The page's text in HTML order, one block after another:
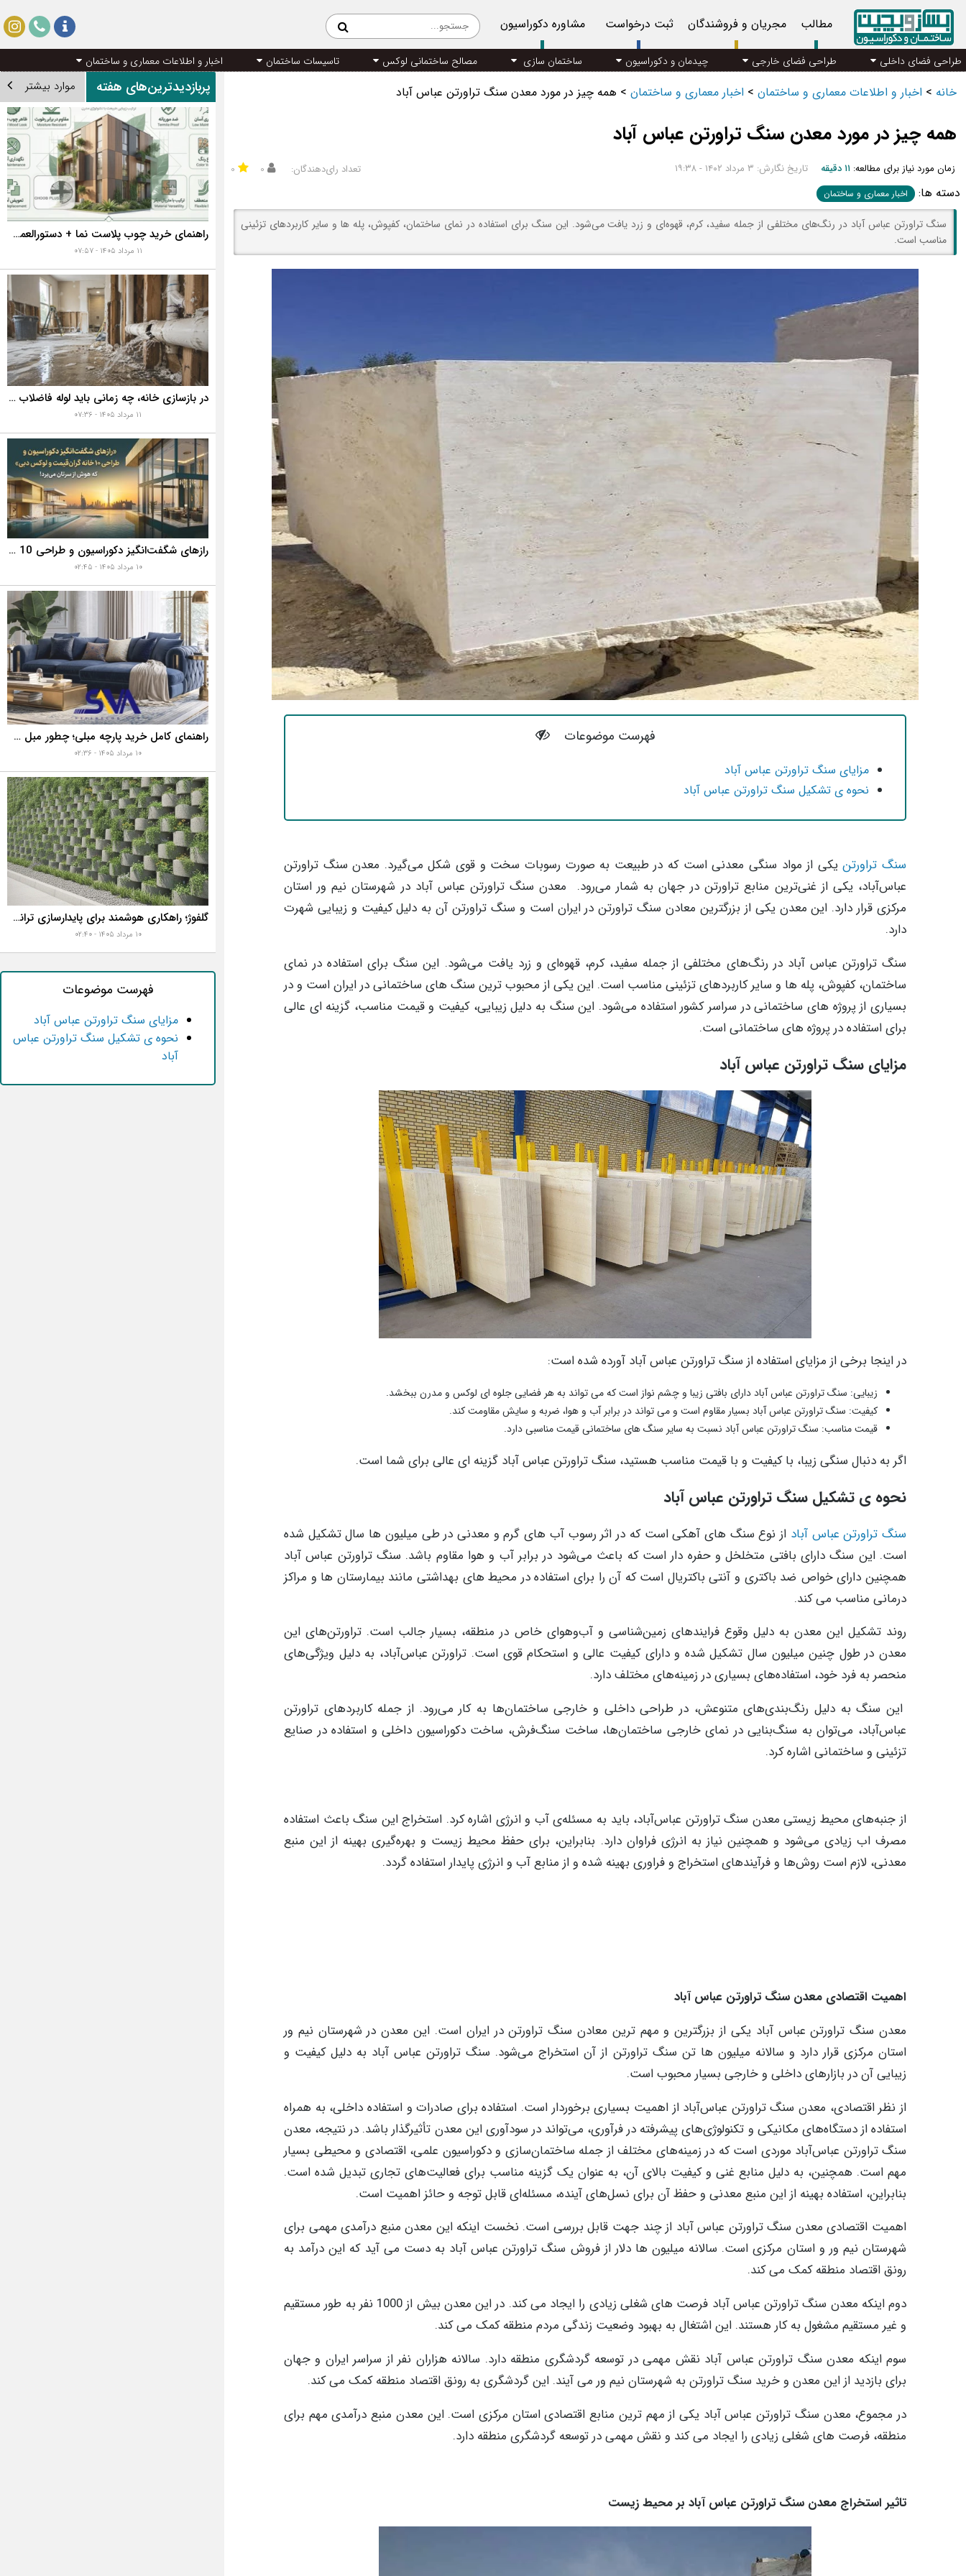
مطالب مجریان و فروشندگان ثبت درخواست مشاوره دکوراسیون
طراحی فضای داخلی طراحی فضای خارجی چیدمان و دکوراسیون ساختمان سازی مصالح ساختمانی لوکس تاسیسات ساختمان اخبار و اطلاعات معماری و ساختمان
خانه > اخبار و اطلاعات معماری و ساختمان > اخبار معماری و ساختمان > همه چیز در مورد معدن سنگ تراورتن عباس آباد
همه چیز در مورد معدن سنگ تراورتن عباس آباد
زمان مورد نیاز برای مطالعه: ۱۱ دقیقه تاریخ نگارش: ۳ مرداد ۱۴۰۲ - ۱۹:۳۸ تعداد رای‌دهندگان: ۰ ۰
دسته ها: اخبار معماری و ساختمان
سنگ تراورتن عباس آباد در رنگ‌های مختلفی از جمله سفید، کرم، قهوه‌ای و زرد یافت می‌شود. این سنگ برای استفاده در نمای ساختمان، کفپوش، پله ها و سایر کاربردهای تزئینی
مناسب است.
فهرست موضوعات
مزایای سنگ تراورتن عباس آباد
نحوه ی تشکیل سنگ تراورتن عباس آباد
سنگ تراورتنیکی از مواد سنگی معدنی است که در طبیعت به صورت رسوبات سخت و قوی شکل می‌گیرد. معدن سنگ تراورتن
عباس‌آباد، یکی از غنی‌ترین منابع تراورتن در جهان به شمار می‌رود. معدن سنگ تراورتن عباس آباد در شهرستان نیم ور استان
مرکزی قرار دارد. این معدن یکی از بزرگترین معادن سنگ تراورتن در ایران است و سنگ تراورتن آن به دلیل کیفیت و زیبایی شهرت
دارد.
سنگ تراورتن عباس آباد در رنگ‌های مختلفی از جمله سفید، کرم، قهوه‌ای و زرد یافت می‌شود. این سنگ برای استفاده در نمای
ساختمان، کفپوش، پله ها و سایر کاربردهای تزئینی مناسب است. این یکی از محبوب ترین سنگ های ساختمانی در ایران است و در
بسیاری از پروژه های ساختمانی در سراسر کشور استفاده می‌شود. این سنگ به دلیل زیبایی، کیفیت و قیمت مناسب، گزینه ای عالی
برای استفاده در پروژه های ساختمانی است.
مزایای سنگ تراورتن عباس آباد
در اینجا برخی از مزایای استفاده از سنگ تراورتن عباس آباد آورده شده است:
زیبایی: سنگ تراورتن عباس آباد دارای بافتی زیبا و چشم نواز است که می تواند به هر فضایی جلوه ای لوکس و مدرن ببخشد.
کیفیت: سنگ تراورتن عباس آباد بسیار مقاوم است و می تواند در برابر آب و هوا، ضربه و سایش مقاومت کند.
قیمت مناسب: سنگ تراورتن عباس آباد نسبت به سایر سنگ های ساختمانی قیمت مناسبی دارد.
اگر به دنبال سنگی زیبا، با کیفیت و با قیمت مناسب هستید، سنگ تراورتن عباس آباد گزینه ای عالی برای شما است.
نحوه ی تشکیل سنگ تراورتن عباس آباد
سنگ تراورتن عباس آباد از نوع سنگ های آهکی است که در اثر رسوب آب های گرم و معدنی در طی میلیون ها سال تشکیل شده
است. این سنگ دارای بافتی متخلخل و حفره دار است که باعث می‌شود در برابر آب و هوا مقاوم باشد. سنگ تراورتن عباس آباد
همچنین دارای خواص ضد باکتری و آنتی باکتریال است که آن را برای استفاده در محیط های بهداشتی مانند بیمارستان ها و مراکز
درمانی مناسب می کند.
روند تشکیل این معدن به دلیل وقوع فرایندهای زمین‌شناسی و آب‌وهوای خاص در منطقه، بسیار جالب است. تراورتن‌های این
معدن در طول چنین میلیون سال تشکیل شده و دارای کیفیت عالی و استحکام قوی است. تراورتن عباس‌آباد، به دلیل ویژگی‌های
منحصر به فرد خود، استفاده‌های بسیاری در زمینه‌های مختلف دارد.
این سنگ به دلیل رنگ‌بندی‌های متنوعش، در طراحی داخلی و خارجی ساختمان‌ها به کار می‌رود. از جمله کاربردهای تراورتن
عباس‌آباد، می‌توان به سنگ‌بنایی در نمای خارجی ساختمان‌ها، ساخت سنگ‌فرش، ساخت دکوراسیون داخلی و استفاده در صنایع
تزئینی و ساختمانی اشاره کرد.
از جنبه‌های محیط زیستی معدن سنگ تراورتن عباس‌آباد، باید به مسئله‌ی آب و انرژی اشاره کرد. استخراج این سنگ باعث استفاده
مصرف اب زیادی می‌شود و همچنین نیاز به انرژی فراوان دارد. بنابراین، برای حفظ محیط زیست و بهره‌گیری بهینه از این منبع
معدنی، لازم است روش‌ها و فرآیندهای استخراج و فراوری بهینه شده و از منابع آب و انرژی پایدار استفاده گردد.
اهمیت اقتصادی معدن سنگ تراورتن عباس آباد
معدن سنگ تراورتن عباس آباد یکی از بزرگترین و مهم ترین معادن سنگ تراورتن در ایران است. این معدن در شهرستان نیم ور
استان مرکزی قرار دارد و سالانه میلیون ها تن سنگ تراورتن از آن استخراج می‌شود. سنگ تراورتن عباس آباد به دلیل کیفیت و
زیبایی آن در بازارهای داخلی و خارجی بسیار محبوب است.
از نظر اقتصادی، معدن سنگ تراورتن عباس‌آباد از اهمیت بسیاری برخوردار است. استفاده برای صادرات و استفاده داخلی، به همراه
استفاده از دستگاه‌های مکانیکی و تکنولوژی‌های پیشرفته در فرآوری، می‌تواند در سودآوری این معدن تأثیرگذار باشد. در نتیجه، معدن
سنگ تراورتن عباس‌آباد موردی است که در زمینه‌های مختلف از جمله ساختمان‌سازی و دکوراسیون علمی، اقتصادی و محیطی بسیار
مهم است. همچنین، به دلیل منابع غنی و کیفیت بالای آن، به عنوان یک گزینه مناسب برای فعالیت‌های تجاری تبدیل شده است.
بنابراین، استفاده بهینه از این منبع معدنی و حفظ آن برای نسل‌های آینده، مسئله‌ای قابل توجه و حائز اهمیت است.
اهمیت اقتصادی معدن سنگ تراورتن عباس آباد از چند جهت قابل بررسی است. نخست اینکه این معدن منبع درآمدی مهمی برای
شهرستان نیم ور و استان مرکزی است. سالانه میلیون ها دلار از فروش سنگ تراورتن عباس آباد به دست می آید که این درآمد به
رونق اقتصاد منطقه کمک می کند.
دوم اینکه معدن سنگ تراورتن عباس آباد فرصت های شغلی زیادی را ایجاد می کند. در این معدن بیش از 1000 نفر به طور مستقیم
و غیر مستقیم مشغول به کار هستند. این اشتغال به بهبود وضعیت زندگی مردم منطقه کمک می کند.
سوم اینکه معدن سنگ تراورتن عباس آباد نقش مهمی در توسعه گردشگری منطقه دارد. سالانه هزاران نفر از سراسر ایران و جهان
برای بازدید از این معدن و خرید سنگ تراورتن به شهرستان نیم ور می آیند. این گردشگری به رونق اقتصاد منطقه کمک می کند.
در مجموع، معدن سنگ تراورتن عباس آباد یکی از مهم ترین منابع اقتصادی استان مرکزی است. این معدن منبع درآمدی مهم برای
منطقه، فرصت های شغلی زیادی را ایجاد می کند و نقش مهمی در توسعه گردشگری منطقه دارد.
تاثیر استخراج معدن سنگ تراورتن عباس آباد بر محیط زیست
پربازدیدترین‌های هفته موارد بیشتر
راهنمای خرید چوب پلاست نما + دستورالعمل نصب اصولی
۱۱ مرداد ۱۴۰۵ - ۰۷:۵۷
در بازسازی خانه، چه زمانی باید لوله فاضلاب را تعویض کنیم؟ ۷ نشانه‌ای که نباید نادیده بگیرید
۱۱ مرداد ۱۴۰۵ - ۰۷:۳۶
رازهای شگفت‌انگیز دکوراسیون و طراحی 10 خانه گران‌قیمت و لوکس دبی که هوش از سرتان می‌برد!
۱۰ مرداد ۱۴۰۵ - ۰۲:۴۵
راهنمای کامل خرید پارچه مبلی؛ چطور مبل خانه تان را به رخ همه بکشید؟
۱۰ مرداد ۱۴۰۵ - ۰۲:۳۶
گلفوژ؛ راهکاری هوشمند برای پایدارسازی ترانشه، ساخت دیوار حائل و زیباسازی شهری
۱۰ مرداد ۱۴۰۵ - ۰۲:۴۰
فهرست موضوعات
مزایای سنگ تراورتن عباس آباد
نحوه ی تشکیل سنگ تراورتن عباس
آباد